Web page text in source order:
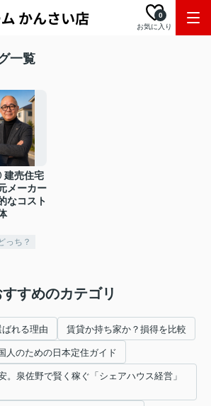
お気に入り
0
一覧
建売住宅
メーカー
なコスト
っち？
すすめのカテゴリ
れる理由 賃貸か持ち家か？損得を比較
人のための日本定住ガイド
。泉佐野で賢く稼ぐ「シェアハウス経営」